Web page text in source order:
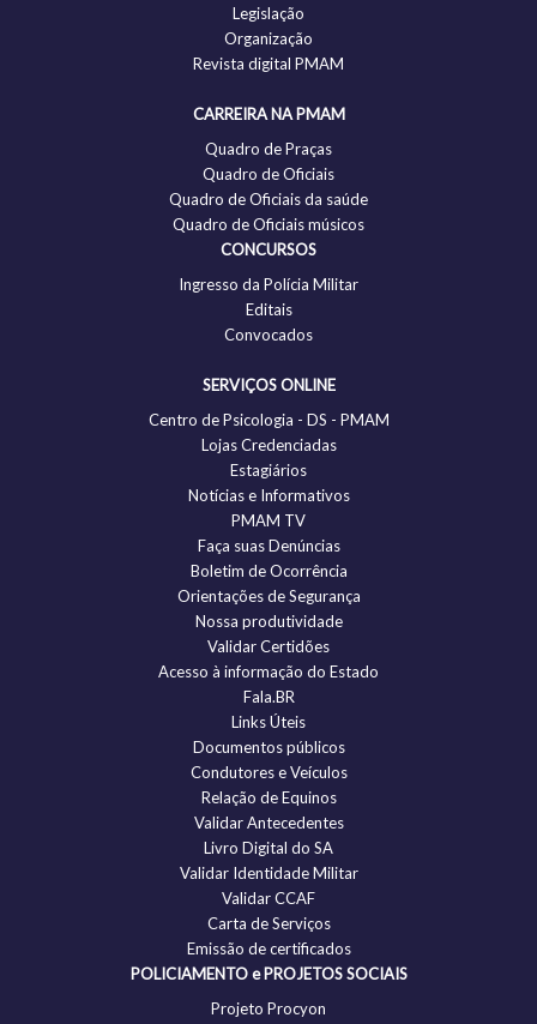
Legislação
Organização
Revista digital PMAM
CARREIRA NA PMAM
Quadro de Praças
Quadro de Oficiais
Quadro de Oficiais da saúde
Quadro de Oficiais músicos
CONCURSOS
Ingresso da Polícia Militar
Editais
Convocados
SERVIÇOS ONLINE
Centro de Psicologia - DS - PMAM
Lojas Credenciadas
Estagiários
Notícias e Informativos
PMAM TV
Faça suas Denúncias
Boletim de Ocorrência
Orientações de Segurança
Nossa produtividade
Validar Certidões
Acesso à informação do Estado
Fala.BR
Links Úteis
Documentos públicos
Condutores e Veículos
Relação de Equinos
Validar Antecedentes
Livro Digital do SA
Validar Identidade Militar
Validar CCAF
Carta de Serviços
Emissão de certificados
POLICIAMENTO e PROJETOS SOCIAIS
Projeto Procyon